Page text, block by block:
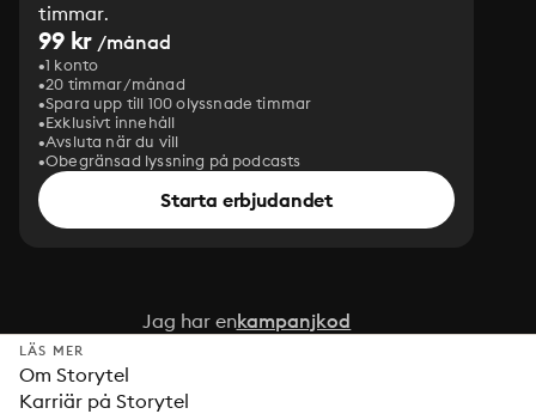
timmar.
99 kr /månad
1 konto
20 timmar/månad
Spara upp till 100 olyssnade timmar
Exklusivt innehåll
Avsluta när du vill
Obegränsad lyssning på podcasts
Starta erbjudandet
Jag har enkampanjkod
LÄS MER
Om Storytel
Karriär på Storytel